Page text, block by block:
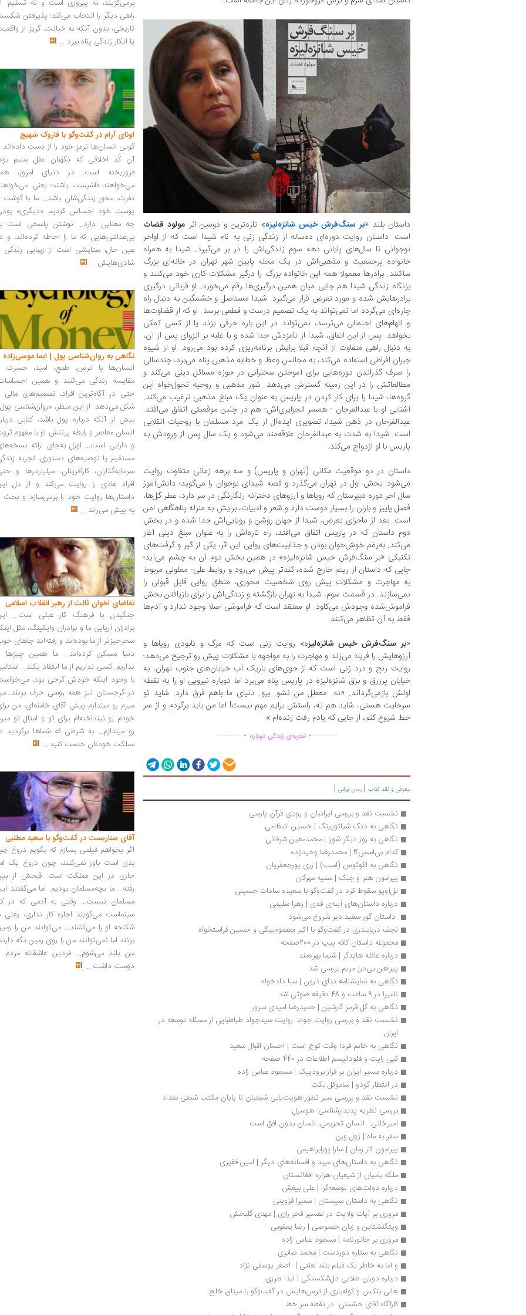
داستان بلند «بر سنگ‌فرش خیس شانزه‌لیزه» تازه‌ترین و دومین اثر مولود قضات
است. داستان روایت دوره‌ای ده‌ساله از زندگی‌ زنی به ‌نام شیدا است که از اواخر
نوجوانی تا سال‌های پایانی دهه سوم زندگی‌اش‌ را در بر می‌گیرد. شیدا به ‌همراه
خانواده پرجمعیت و مذهبی‌اش در یک محله پایین شهر تهران در خانه‌ای بزرگ
ساکنند. برادرها معمولا همه این خانواده بزرگ را درگیر مشکلات کاری خود می‌کنند و
بزنگاه زندگی شیدا هم جایی میان همین درگیری‌ها رقم می‌خورد. او قربانی درگیری
برادرهایش شده و مورد تعرض قرار می‌گیرد. شیدا مستاصل و خشمگین به دنبال راه
چاره‌ای می‌گردد اما نمی‌تواند به یک تصمیم درست و قطعی برسد. او که از قضاوت‌ها
و اتهام‌های احتمالی می‌ترسد، نمی‌تواند در این ‌باره حرفی بزند یا از کسی کمکی
بخواهد. پس از این اتفاق، شیدا از نامزدش جدا شده و با غلبه بر انزوای پس از آن،
به ‌دنبال راهی متفاوت از آنچه قبلا برایش برنامه‌ریزی کرده بود می‌رود. او از شیوه
جبران افراطی استفاده می‌کند، به مجالس وعظ و خطابه مذهبی پناه می‌برد، چندسالی
را صرف گذراندن دوره‌هایی برای آموختن سخنرانی در حوزه مسائل دینی می‌کند و
مطالعاتش را در این زمینه گسترش می‌دهد. شور مذهبی و روحیه تحول‌خواه این
گروه‌ها، شیدا را برای کار کردن در پاریس به عنوان یک مبلغ مذهبی ترغیب می‌کند.
آشنایی او با عبدالفرحان - همسر الجزایری‌اش- هم در چنین موقعیتی اتفاق می‌افتد.
عبدالفرحان در ذهن شیدا، تصویری ایده‌آل از یک مرد مسلمان با روحیات انقلابی
است. شیدا به ‌شدت به عبدالفرحان علاقه‌مند می‌شود و یک سال پس از ورودش به
پاریس با او ازدواج می‌کند.
داستان در دو موقعیت مکانی (تهران و پاریس) و سه برهه زمانی متفاوت روایت
می‌شود: بخش اول در تهران می‌گذرد و قصه شیدای نوجوان را می‌گوید؛ دانش‌آموز
سال آخر دوره دبیرستان که رویاها و آرزوهای دخترانه رنگارنگی در سر دارد، عطر گل‌ها،
فصل پاییز و باران را بسیار دوست دارد و شعر و ادبیات، برایش به ‌منزله پناهگاهی امن
است. بعد از ماجرای تعرض، شیدا از جهان روشن و رویایی‌اش جدا شده و در بخش
دوم داستان که در پاریس اتفاق می‌افتد، راه تازه‌اش را به عنوان مبلغ دینی آغاز
می‌کند. به‌رغم خوش‌خوان بودن و جذابیت‌های روایی این اثر، یکی از گیر و گرفت‌های
تکنیکی «بر سنگ‌فرش خیس شانزه‌لیزه» در همین بخش دوم آن به ‌چشم می‌آید؛
جایی که داستان از ریتم خارج شده، کندتر پیش می‌رود و روابط علی- معلولی مربوط
به مهاجرت و مشکلات پیش ‌روی شخصیت محوری، منطق روایی قابل قبولی را
نمی‌سازند. در قسمت سوم، شیدا به تهران بازگشته و زندگی‌اش را برای بازیافتن بخش
فراموش‌شده وجودش می‌کاود. او معتقد است که فراموشی اصلا وجود ندارد و آدم‌ها
فقط به آن تظاهر می‌کنند.
«بر سنگ‌فرش خیس شانزه‌لیزه» روایت زنی است که مرگ و نابودی رویاها و
آرزوهایش را فریاد می‌زند و مهاجرت را به مواجهه با مشکلات پیش رو ترجیح می‌دهد؛
روایت رنج و درد زنی است که از جوی‌های باریک آب خیابان‌‌های جنوب تهران، به
خیابان‌ پرزرق‌ و برق شانزه‌لیزه در پاریس پناه می‌برد اما دوباره نیرویی او را به نقطه
اولش بازمی‌گرداند. «نه. معطل من نشو. برو. دنیای ما باهم فرق دارد. شاید تو
سرجایت هستی، شاید هم نه، راستش برایم مهم نیست! اما من باید برگردم و از سر
خط شروع کنم، از جایی که یادم رفت زنده‌ام.»
............... . تجربه‌ی زندگی دوباره. ..............
معرفی و نقد کتاب | رمان ایرانی |
نشست نقد و بررسی ایرانیان و رویای قرآن پارسی
نگاهی به دنگ شیائوپینگ | حسین انتظامی
نگاهی به روز دیگر شورا | محمدمعین شرفائی
کدام بی‌اسمی؟! | محمدرضا وحیدزاده
نگاهی به اکوئوس (اسب) | زری پورجعفریان
پیرامون هنر و جنگ | سمیه مهرگان
تل‌آویو سقوط کرد در گفت‌وگو با سعیده سادات حسینی
درباره داستان‌های آینه‌ی قدی | زهرا سلیمی
داستان گور سفید دیر شروع می‌شود
نجف دریابندری در گفت‌وگو با اکبر معصوم‌بیگی و حسین فراستخواه
مجموعه داستان کافه پیپ در 200صفحه
درباره غائله هایدگر | شیما بهره‌مند
پیراهن بی‌درز مریم بررسی شد
نگاهی به نمایشنامه ندای درون | سبا دادخواه
نامیرا در 9 ساعت و 48 دقیقه صوتی شد
نگاهی به گل قرمز گارشین | حمیدرضا امیدی سرور
ایران
نگاهی به خانم فردا وقت کوچ است | احسان اقبال سعید
کپی رایت و فئودالیسم اطلاعات در 440 صفحه
درباره مسیر ایران بر فراز برودپیک | مسعود عباس زاده
در انتظار گودو | ساموئل بکت
نشست نقد و بررسی سیر تطور هویت‌یابی شیعیان تا پایان مکتب شیعی بغداد
بررسی نظریه پدیدارشناسی: هوسرل
امیرخانی:  انسان تحریمی، انسان بدون افق است
سفر به ماه | ژول ورن
پیرامون کار رمان | سارا پورابراهیمی
نگاهی به داستان‌های میبد و افسانه‌های دیگر | امین فقیری
ملکه بامیان از شیعیان هزاره افغانستان
درباره دولت‌های توسعه‌گرا | علی بیغش
نگاهی به داستان سیستان | سمیرا قزوینی
مروری بر آیات ولایت در تفسیر فخر رازی | مهدی گلبخش
ویتگنشتاین و زبان خصوصی | رضا یعقوبی
مروری بر جانورنامه | مسعود عباس زاده
نگاهی به ستاره دوردست | محمد صابری
و اما به خاطر یک فیلم بلند لعنتی |  اصغر یوسفی نژاد
درباره دوران طلایی دل‌شکستگی | لیدا طرزی
هالی بنکس و کوله‌باری از ترس‌هایش در گفت‌وگو با میثاق خلج
کارآگاه آقای حشمتی  در نقطه سر خط
برمی‌گزیند، نه پیروزی است و نه تسلیم.
راهی دیگر را انتخاب می‌کند: پذیرفتن
تاریخی، بدون آنکه به خیانت، گریز از
یا انکار زندگی پناه ببرد ...
اونای آرام در گفت‌وگو با فاروک شهیچ‭
گویی انسان‌ها ترمزِ خود را از دست داده‌اند
آن کُدِ اخلاقی که نگهبان عقل سلیم
فروریخته است. در دنیای امروز،
می‌خواهند فاشیست باشند؛ یعنی
نفرت، محورِ زندگی‌شان باشد... ما با گوشت
پوست خود احساس کردیم «دیگری»
چه معنایی دارد... نوشتن پاسخی است
بی‌عدالتی‌هایی که ما را احاطه کرده‌اند، و
عین حال، ستایشی است از زیبایی زندگی
شادی‌هایش ...
نگاهی به روان‌شناسی پول | ایما موسی‌زاده
انسان‌ها با ترس، طمع، امید، حسرت
مقایسه زندگی می‌کنند و همین
حتی در آگاه‌ترین افراد، تصمیم‌های مالی
شکل می‌دهد. از این منظر، «روان‌شناسی
بیش از آنکه درباره پول باشد، کتابی
انسان معاصر و رابطه پرتنش او با مفهوم
و دارایی است... اوزل به‌جای ارائه
مستقیم یا توصیه‌های دستوری، تجربه
سرمایه‌گذاران، کارآفرینان، میلیاردرها و
افراد عادی را روایت می‌کند و از دل
داستان‌ها روایت خود را برمی‌سازد و بحث
به پیش می‌راند ...
تقاضای اخوان ثالث از رهبر انقلاب اسلامی
جنگیدن با فرهنگ کار عبثی است...
برادران آریایی ما و برادران وایکینگ، مثل
سحرخیزتر از ما بوده‌اند و رفته‌اند جاهای
دنیا مسکن کرده‌اند... ما همین چیزها
نداریم. کسی نداریم از ما انتقاد بکند...
با وجود اینکه خودش گرجی بود،
در گرجستان نیز همه روسی حرف
میرم رو میندازم پیش آقای خامنه‌ای، من
خودم رو نینداخته‌ام برای تو و امثال تو
رو میندازم... به شرطی که شماها برگردید
مملکت خودتان خدمت کنید ...
آقای سناریست در گفت‌وگو با سعید مطلبی
اگر بخواهم فیلمی بسازم که بگویم دروغ
بدی است باور نمی‌کنند، چون دروغ یک
جاری در این مملکت است. قبحش از
رفته... ما بچه‌مسلمان بودیم. اما می‌گفتند
مسلمان نیست... وقتی به آدمی که در
سینماست می‌گویند اجازه کار نداری، یعنی
شکنجه او را می‌کشند... می‌توانند من را
بزنند اما نمی‌توانند من را روی زمین نگه
من بلند می‌شوم... فردین عاشقانه مردم
دوست داشت ...